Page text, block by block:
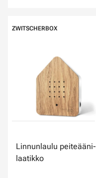
ZWITSCHERBOX
Linnunlaulu peiteääni-
laatikko